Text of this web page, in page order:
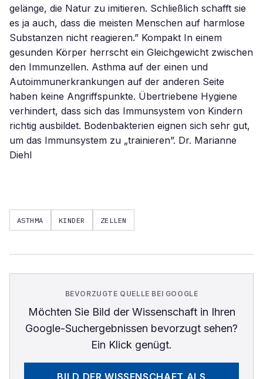
ASTHMA KINDER ZELLEN
BEVORZUGTE QUELLE BEI GOOGLE
Möchten Sie Bild der Wissenschaftin Ihren
Google-Suchergebnissen bevorzugt sehen?
Ein Klick genügt.
BILD DER WISSENSCHAFT ALS